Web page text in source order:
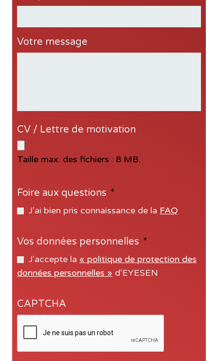
Votre message
CV / Lettre de motivation
Taille max. des fichiers : 8 MB.
Foire aux questions *
J'ai bien pris connaissance de la FAQ
Vos données personnelles *
J'accepte la « politique de protection des
données personnelles » d'EYESEN
CAPTCHA